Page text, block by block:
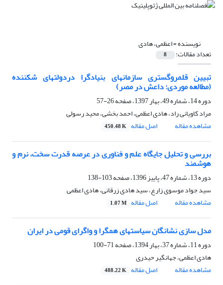
نویسنده =اعظمی، هادی
تعداد مقالات: 8
تبیین قلمروگستری سازمانهای بنیادگرا دردولتهای شکننده
(مطالعه موردی: داعش در مصر)
دوره 14، شماره 49، بهار 1397، صفحه
26-57
مراد کاویانی راد، هادی اعظمی، احمد بخشی، محید رسولی
مشاهده مقاله
اصل مقاله 450.48 K
بررسی و تحلیل جایگاه علم و فناوری در عرصه قدرت سخت، نرم و
هوشمند
دوره 13، شماره 47، پاییز 1396، صفحه
103-138
سید جواد موسوی زارع، سید هادی زرقانی، هادی اعظمی
مشاهده مقاله
اصل مقاله 1.07 M
مدل سازی نشانگان سیاستهای همگرا و واگرای قومی در ایران
دوره 11، شماره 37، بهار 1394، صفحه
71-100
هادی اعظمی، جهانگیر حیدری
مشاهده مقاله
اصل مقاله 488.22 K